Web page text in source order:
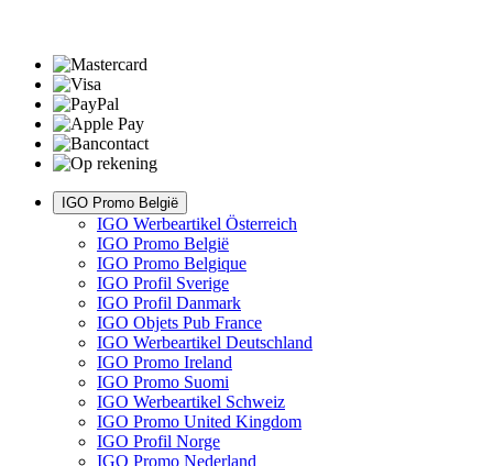
IGO Promo België
IGO Werbeartikel Österreich
IGO Promo België
IGO Promo Belgique
IGO Profil Sverige
IGO Profil Danmark
IGO Objets Pub France
IGO Werbeartikel Deutschland
IGO Promo Ireland
IGO Promo Suomi
IGO Werbeartikel Schweiz
IGO Promo United Kingdom
IGO Profil Norge
IGO Promo Nederland